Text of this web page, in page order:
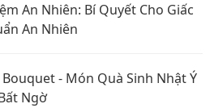
An Nhiên: Bí Quyết Cho Giấc
An Nhiên
Bouquet - Món Quà Sinh Nhật Ý
Ngờ